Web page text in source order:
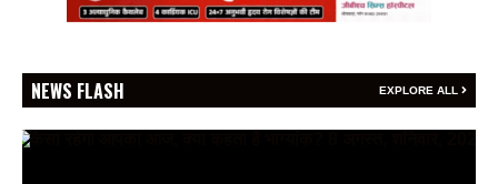
NEWS FLASH EXPLORE ALL